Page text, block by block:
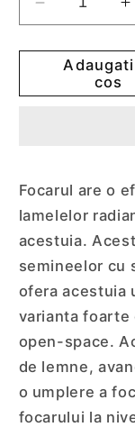
Reduceti
cantitatea
pentru
Șemineu
din
8kW-
sticla
dreapta
fara
cos
Focarul are o
lamelelor
acestuia.
semineelor cu
ofera acestuia
varianta foarte
open-space.
de lemne,
o umplere a
focarului la